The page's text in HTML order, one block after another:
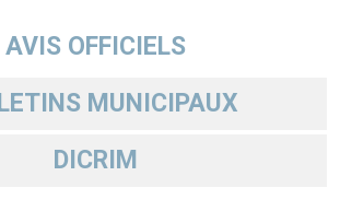
AVIS OFFICIELS
MUNICIPAUX
DICRIM